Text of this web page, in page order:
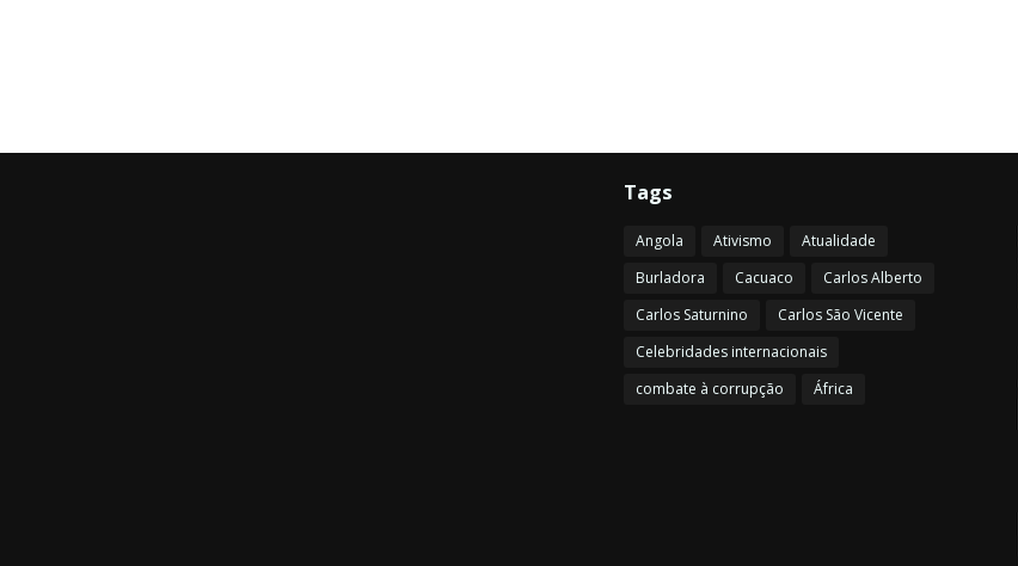
Tags
Angola Ativismo
Atualidade
Burladora
Cacuaco
Carlos Alberto
Carlos Saturnino
Carlos São Vicente
Celebridades internacionais
combate à corrupção
África